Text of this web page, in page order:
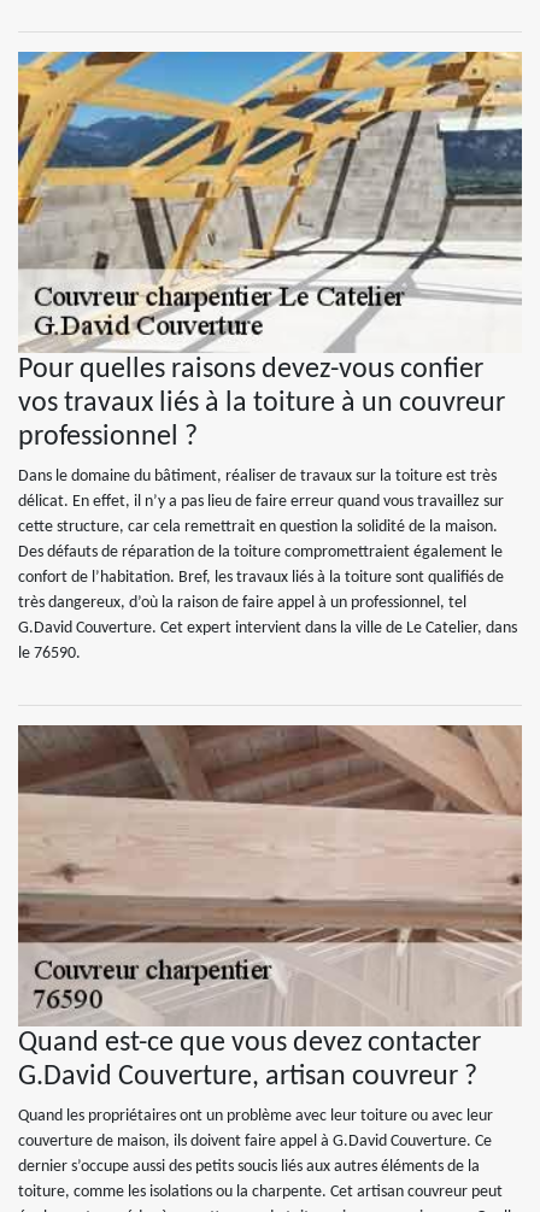
Pour quelles raisons devez-vous confier
vos travaux liés à la toiture à un couvreur
professionnel ?
Dans le domaine du bâtiment, réaliser de travaux sur la toiture est très
délicat. En effet, il n’y a pas lieu de faire erreur quand vous travaillez sur
cette structure, car cela remettrait en question la solidité de la maison.
Des défauts de réparation de la toiture compromettraient également le
confort de l’habitation. Bref, les travaux liés à la toiture sont qualifiés de
très dangereux, d’où la raison de faire appel à un professionnel, tel
G.David Couverture. Cet expert intervient dans la ville de Le Catelier, dans
le 76590.
Quand est-ce que vous devez contacter
G.David Couverture, artisan couvreur ?
Quand les propriétaires ont un problème avec leur toiture ou avec leur
couverture de maison, ils doivent faire appel à G.David Couverture. Ce
dernier s’occupe aussi des petits soucis liés aux autres éléments de la
toiture, comme les isolations ou la charpente. Cet artisan couvreur peut